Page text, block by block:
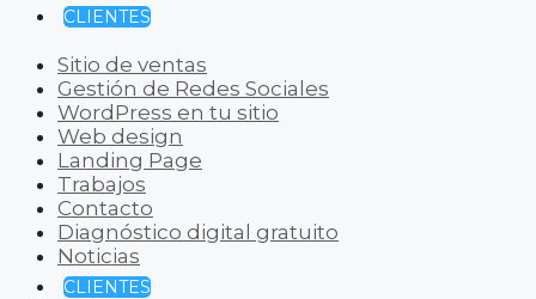
CLIENTES
Sitio de ventas
Gestión de Redes Sociales
WordPress en tu sitio
Web design
Landing Page
Trabajos
Contacto
Diagnóstico digital gratuito
Noticias
CLIENTES